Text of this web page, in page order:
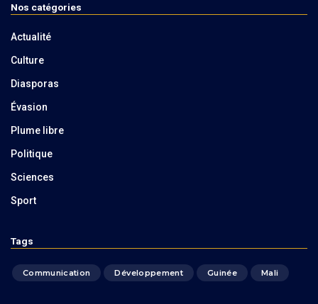
Nos catégories
Actualité
Culture
Diasporas
Évasion
Plume libre
Politique
Sciences
Sport
Tags
Communication Développement Guinée Mali